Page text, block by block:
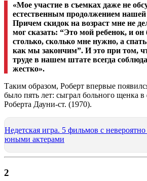
«Мое участие в съемках даже не
естественным продолжением
Причем скидок на возраст мне не
мог сказать: “Это мой ребенок, и он
столько, сколько мне нужно, а
как мы закончим”. И это при том,
труде в нашем штате всегда
жестко».
Таким образом, Роберт впервые
было пять лет: сыграл больного щенка
Роберта Дауни-ст. (1970).
Недетская игра. 5 фильмов с
юными актерами
2